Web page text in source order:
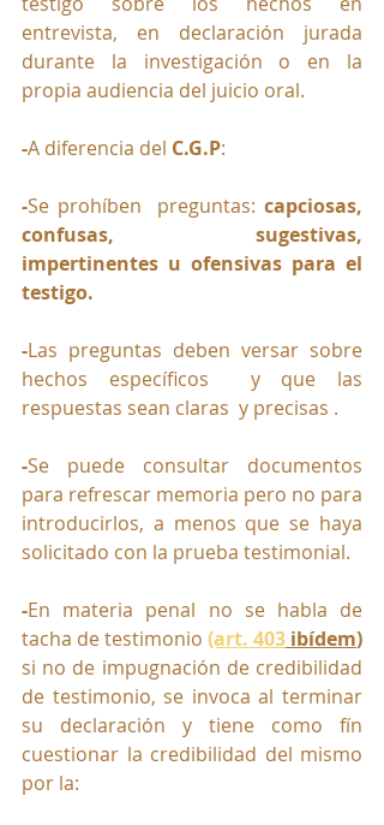
entrevista, en declaración jurada
durante la investigación o en la
propia audiencia del juicio oral.
-A diferencia del C.G.P:
-Se prohíben  preguntas: capciosas,
confusas, sugestivas,
impertinentes u ofensivas para el
testigo.
-Las preguntas deben versar sobre
hechos específicos  y que las
respuestas sean claras  y precisas .
-Se puede consultar documentos
para refrescar memoria pero no para
introducirlos, a menos que se haya
solicitado con la prueba testimonial.
-En materia penal no se habla de
tacha de testimonio (art. 403 ibídem
si no de impugnación de credibilidad
de testimonio, se invoca al terminar
su declaración y tiene como fín
cuestionar la credibilidad del mismo
por la: